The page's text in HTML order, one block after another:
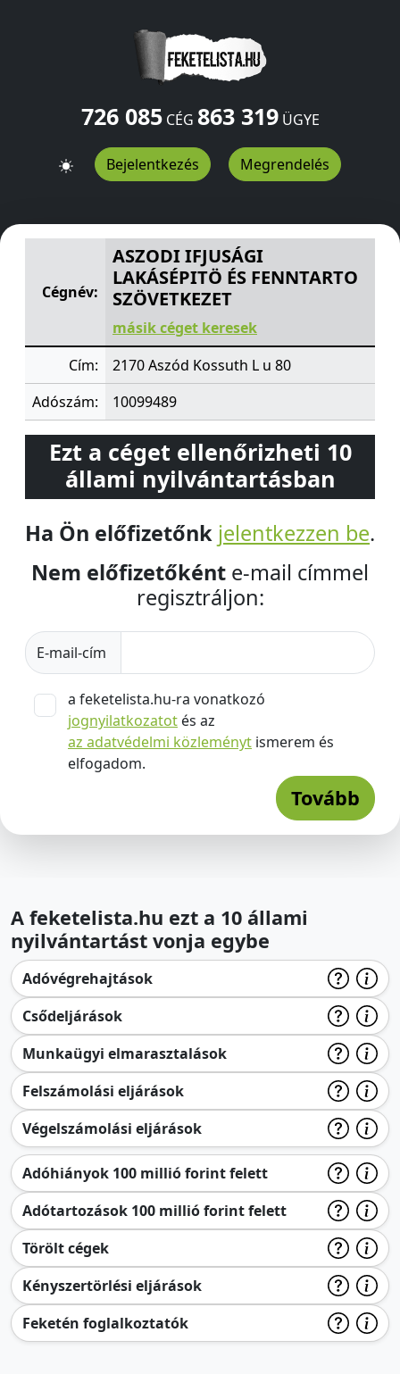
726 085CÉG 863 319ÜGYE
Bejelentkezés Megrendelés
ASZODI IFJUSÁGI LAKÁSÉPITÖ ÉS FENNTARTO
Cégnév:
ASZODI IFJUSÁGI
LAKÁSÉPITÖ ÉS FENNTARTO
SZÖVETKEZET
másik céget keresek
Cím:
2170 Aszód Kossuth L u 80
Adószám:
10099489
Ezt a céget ellenőrizheti 10
állami nyilvántartásban
Ha Ön előfizetőnk jelentkezzen be.
Nem előfizetőként e-mail címmel
regisztráljon:
E-mail-cím
a feketelista.hu-ra vonatkozó
jognyilatkozatot és az
az adatvédelmi közleményt ismerem és
elfogadom.
Tovább
A feketelista.hu ezt a 10 állami
nyilvántartást vonja egybe
Adóvégrehajtások
Csődeljárások
Munkaügyi elmarasztalások
Felszámolási eljárások
Végelszámolási eljárások
Adóhiányok 100 millió forint felett
Adótartozások 100 millió forint felett
Törölt cégek
Kényszertörlési eljárások
Feketén foglalkoztatók